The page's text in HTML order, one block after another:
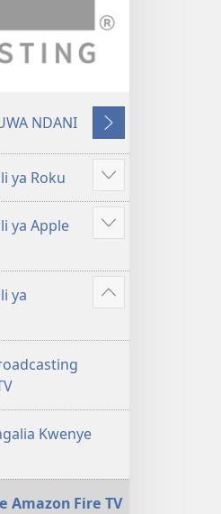
NDANI
ENDELEA
ya Roku
Show
more
ya Apple
Show
ya
Show
Kwenye
Amazon Fire TV